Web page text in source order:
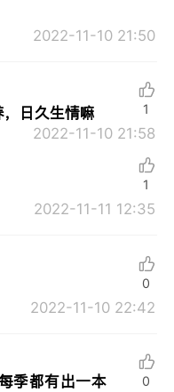
2022-11-10 21:50
日久生情嘛
2022-11-10 21:58
1
2022-11-11 12:35
1
2022-11-10 22:42
0
季都有出一本
0